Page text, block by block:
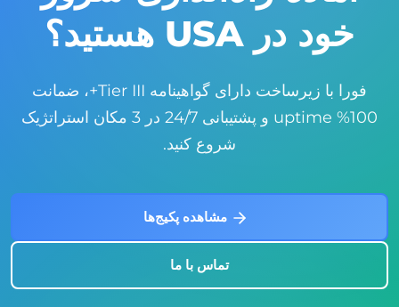
خود در USA هستید؟
فورا با زیرساخت دارای گواهینامه Tier III+، ضمانت
100% uptime و پشتیبانی 24/7 در 3 مکان استراتژیک
شروع کنید.
مشاهده پکیج‌ها
تماس با ما